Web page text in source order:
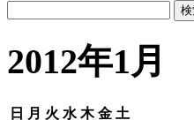
2012年1月
日 月 火 水 木 金 土